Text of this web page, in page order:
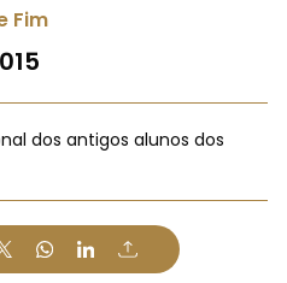
Fim
dos antigos alunos dos